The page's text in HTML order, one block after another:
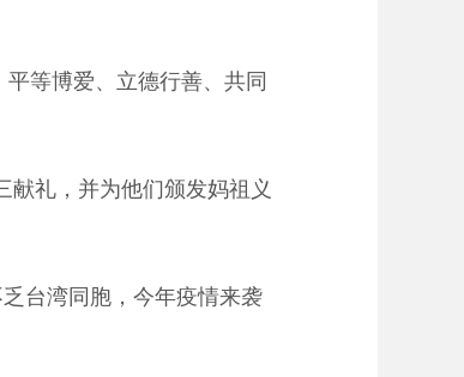
等博爱、立德行善、共同
礼，并为他们颁发妈祖义
台湾同胞，今年疫情来袭